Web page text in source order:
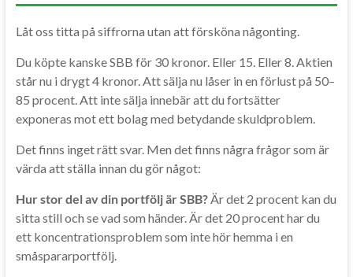
Låt oss titta på siffrorna utan att försköna någonting.
Du köpte kanske SBB för 30 kronor. Eller 15. Eller 8. Aktien
står nu i drygt 4 kronor. Att sälja nu låser in en förlust på 50–
85 procent. Att inte sälja innebär att du fortsätter
exponeras mot ett bolag med betydande skuldproblem.
Det finns inget rätt svar. Men det finns några frågor som är
värda att ställa innan du gör något:
Hur stor del av din portfölj är SBB?Är det 2 procent kan du
sitta still och se vad som händer. Är det 20 procent har du
ett koncentrationsproblem som inte hör hemma i en
småspararportfölj.